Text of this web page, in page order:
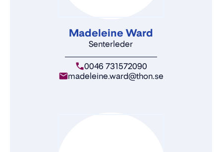
Madeleine Ward
Senterleder
0046 731572090
madeleine.ward@thon.se